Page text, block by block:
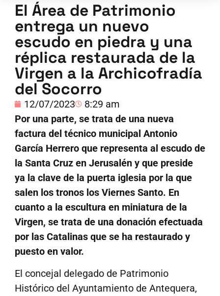
El Área de Patrimonio
entrega un nuevo
escudo en piedra y una
réplica restaurada de la
Virgen a la Archicofradía
del Socorro
12/07/2023
8:29 am
Por una parte, se trata de una nueva
factura del técnico municipal Antonio
García Herrero que representa al escudo de
la Santa Cruz en Jerusalén y que preside
ya la clave de la puerta iglesia por la que
salen los tronos los Viernes Santo. En
cuanto a la escultura en miniatura de la
Virgen, se trata de una donación efectuada
por las Catalinas que se ha restaurado y
puesto en valor.
El concejal delegado de Patrimonio
Histórico del Ayuntamiento de Antequera,